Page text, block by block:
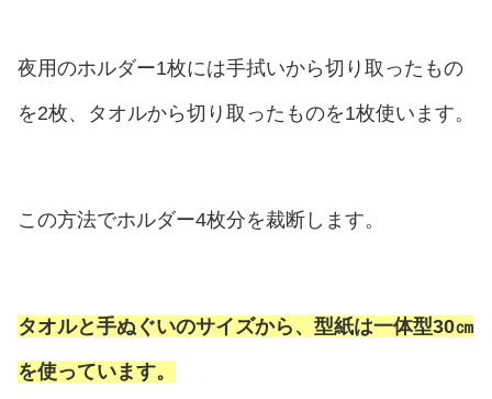
夜用のホルダー1枚には手拭いから切り取ったもの
を2枚、タオルから切り取ったものを1枚使います。
この方法でホルダー4枚分を裁断します。
タオルと手ぬぐいのサイズから、型紙は一体型30㎝
を使っています。